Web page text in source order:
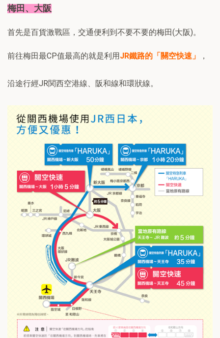
梅田、大阪
首先是百貨激戰區，交通便利到不要不要的梅田(大阪)。
前往梅田最CP值最高的就是利用JR鐵路的「關空快速」 ，
沿途行經JR関西空港線、阪和線和環狀線。